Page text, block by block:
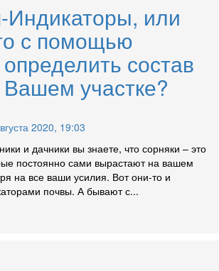
Индикаторы, или
с помощью
состав
участке?
2020, 19:03
и дачники вы знаете, что сорняки – это
постоянно сами вырастают на вашем
на все ваши усилия. Вот они-то и
почвы. А бывают с...